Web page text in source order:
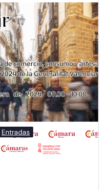
Entradas